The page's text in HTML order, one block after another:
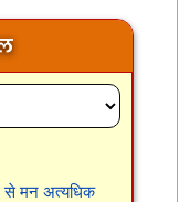
से मन अत्यधिक